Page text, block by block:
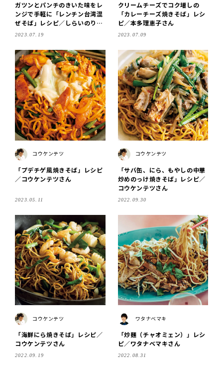
ガツンとパンチのきいた味をレ
ンジで手軽に「レンチン台湾混
ぜそば」レシピ／しらいのりこ
さん
2023.07.19
クリームチーズでコク増しの
「カレーチーズ焼きそば」レシ
ピ／本多理恵子さん
2023.07.09
コウケンテツ
「プデチゲ風焼きそば」レシピ
／コウケンテツさん
2023.05.11
コウケンテツ
「サバ缶、にら、もやしの中華
炒めのっけ焼きそば」レシピ／
コウケンテツさん
2022.09.30
コウケンテツ
「海鮮にら焼きそば」レシピ／
コウケンテツさん
2022.09.19
ワタナベマキ
「炒麺（チャオミェン）」レシ
ピ／ワタナベマキさん
2022.08.31